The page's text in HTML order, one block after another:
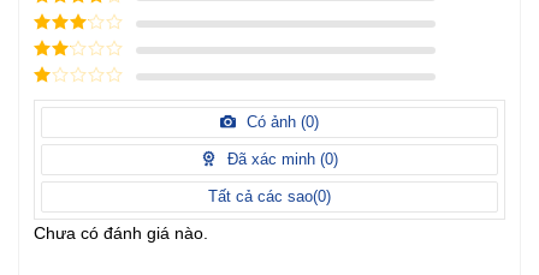
4/ 5
điểm
3/ 5
điểm
2/
điểm
1
điểm
Có ảnh (0)
Đã xác minh (0)
Tất cả các sao(0)
Chưa có đánh giá nào.